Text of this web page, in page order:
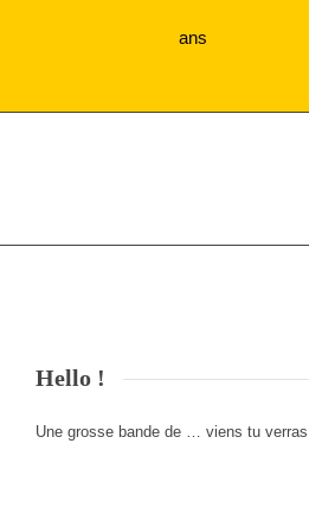
ans
Hello !
Une grosse bande de … viens tu